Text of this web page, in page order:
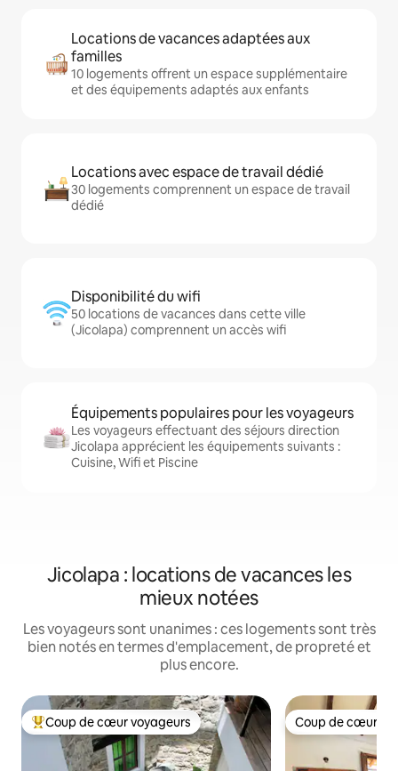
Locations de vacances adaptées aux
familles
10 logements offrent un espace supplémentaire
et des équipements adaptés aux enfants
Locations avec espace de travail dédié
30 logements comprennent un espace de travail
dédié
Disponibilité du wifi
50 locations de vacances dans cette ville
(Jicolapa) comprennent un accès wifi
Équipements populaires pour les voyageurs
Les voyageurs effectuant des séjours direction
Jicolapa apprécient les équipements suivants :
Cuisine, Wifi et Piscine
Jicolapa : locations de vacances les
mieux notées
Les voyageurs sont unanimes : ces logements sont très
bien notés en termes d'emplacement, de propreté et
plus encore.
Coups de cœur voyageurs les plus appréciés
Coup de cœur voyageurs Coup de cœur
Coup de cœur